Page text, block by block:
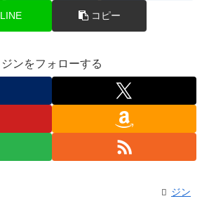
LINE コピー
ジンをフォローする
ジン